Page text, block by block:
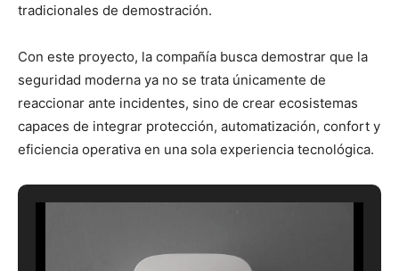
tradicionales de demostración.
Con este proyecto, la compañía busca demostrar que la
seguridad moderna ya no se trata únicamente de
reaccionar ante incidentes, sino de crear ecosistemas
capaces de integrar protección, automatización, confort y
eficiencia operativa en una sola experiencia tecnológica.